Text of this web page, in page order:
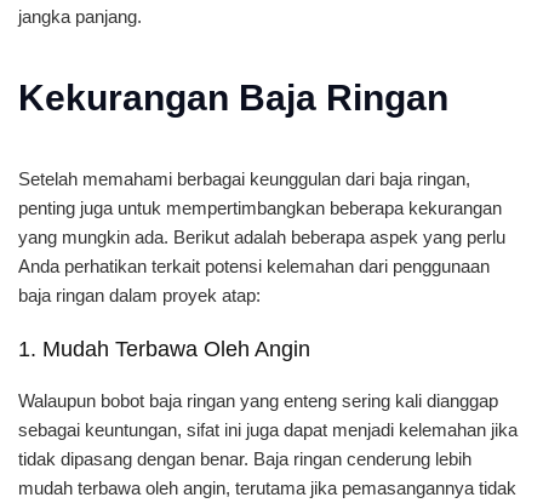
jangka panjang.
Kekurangan Baja Ringan
Setelah memahami berbagai keunggulan dari baja ringan,
penting juga untuk mempertimbangkan beberapa kekurangan
yang mungkin ada. Berikut adalah beberapa aspek yang perlu
Anda perhatikan terkait potensi kelemahan dari penggunaan
baja ringan dalam proyek atap:
1. Mudah Terbawa Oleh Angin
Walaupun bobot baja ringan yang enteng sering kali dianggap
sebagai keuntungan, sifat ini juga dapat menjadi kelemahan jika
tidak dipasang dengan benar. Baja ringan cenderung lebih
mudah terbawa oleh angin, terutama jika pemasangannya tidak